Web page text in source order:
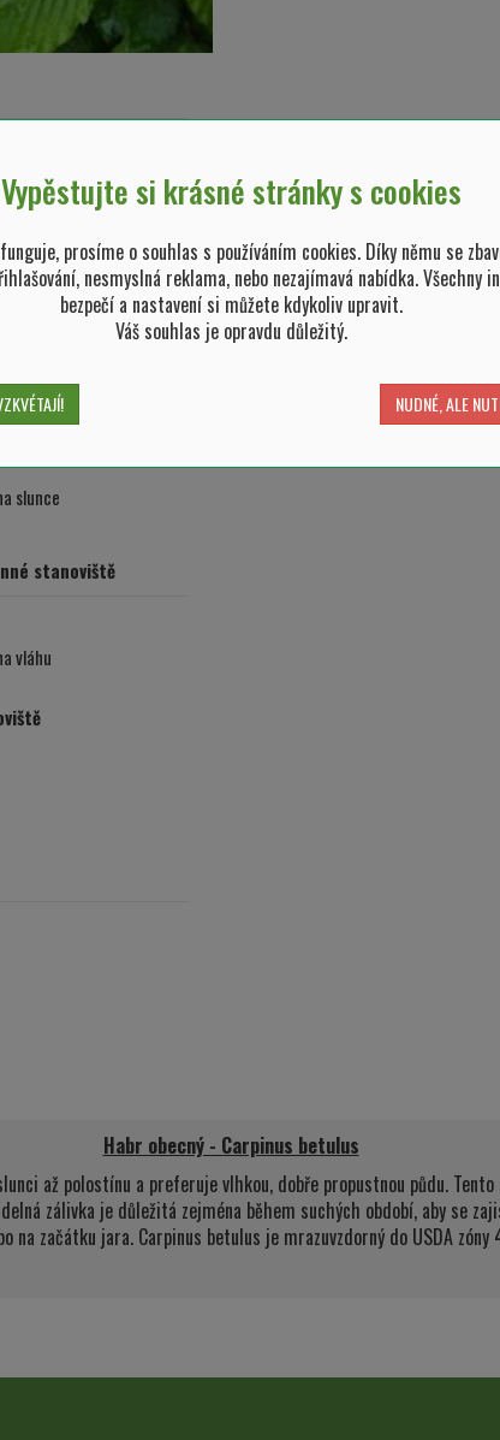
jehlic
slunce
stanoviště
vláhu
Habr obecný - Carpinus betulus
až polostínu a preferuje vlhkou, dobře propustnou půdu.
zálivka je důležitá zejména během suchých období, aby se
na začátku jara. Carpinus betulus je mrazuvzdorný do USDA
Vypěstujte si krásné stránky s cookies
prosíme o souhlas s používáním cookies. Díky němu se
nesmyslná reklama, nebo nezajímavá nabídka. Všechny
bezpečí a nastavení si můžete kdykoliv upravit.
Váš souhlas je opravdu důležitý.
NUDNÉ, ALE